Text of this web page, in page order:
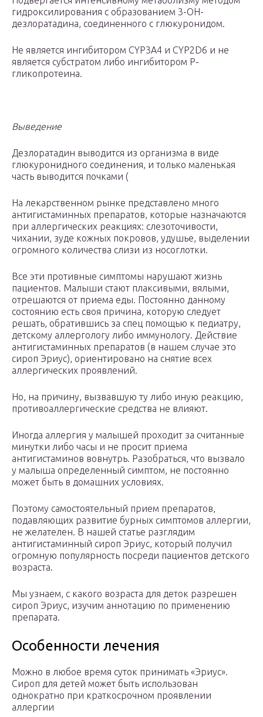
гидроксилирования с образованием 3-ОН-
дезлоратадина, соединенного с глюкуронидом.
Не является ингибитором CYP3A4 и CYP2D6 и не
является субстратом либо ингибитором Р-
гликопротеина.
Выведение
Дезлоратадин выводится из организма в виде
глюкуронидного соединения, и только маленькая
часть выводится почками (
На лекарственном рынке представлено много
антигистаминных препаратов, которые назначаются
при аллергических реакциях: слезоточивости,
чихании, зуде кожных покровов, удушье, выделении
огромного количества слизи из носоглотки.
Все эти противные симптомы нарушают жизнь
пациентов. Малыши стают плаксивыми, вялыми,
отрешаются от приема еды. Постоянно данному
состоянию есть своя причина, которую следует
решать, обратившись за спец помощью к педиатру,
детскому аллергологу либо иммунологу. Действие
антигистаминных препаратов (в нашем случае это
сироп Эриус), ориентировано на снятие всех
аллергических проявлений.
Но, на причину, вызвавшую ту либо иную реакцию,
противоаллергические средства не влияют.
Иногда аллергия у малышей проходит за считанные
минутки либо часы и не просит приема
антигистаминов вовнутрь. Разобраться, что вызвало
у малыша определенный симптом, не постоянно
может быть в домашних условиях.
Поэтому самостоятельный прием препаратов,
подавляющих развитие бурных симптомов аллергии,
не желателен. В нашей статье разглядим
антигистаминный сироп Эриус, который получил
огромную популярность посреди пациентов детского
возраста.
Мы узнаем, с какого возраста для деток разрешен
сироп Эриус, изучим аннотацию по применению
препарата.
Особенности лечения
Можно в любое время суток принимать «Эриус».
Сироп для детей может быть использован
однократно при краткосрочном проявлении
аллергии